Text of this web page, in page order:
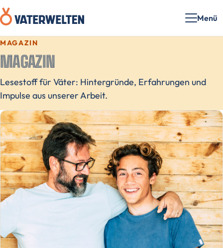
Menü
MAGAZIN
MAGAZIN
Lesestoff für Väter: Hintergründe, Erfahrungen und
Impulse aus unserer Arbeit.